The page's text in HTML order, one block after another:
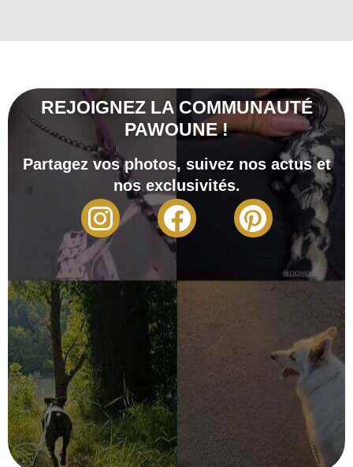
REJOIGNEZ LA COMMUNAUTÉ
PAWOUNE !
Partagez vos photos, suivez nos actus et
nos exclusivités.